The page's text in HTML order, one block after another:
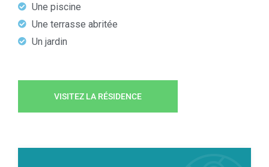
Une piscine
Une terrasse abritée
Un jardin
VISITEZ LA RÉSIDENCE